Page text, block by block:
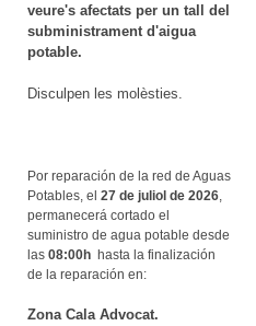
veure's afectats per un tall del
subministrament d'aigua
potable.
Disculpen les molèsties.
Por reparación de la red de Aguas
Potables, el 27 de juliol de 2026,
permanecerá cortado el
suministro de agua potable desde
las 08:00h hasta la finalización
de la reparación en:
Zona Cala Advocat.